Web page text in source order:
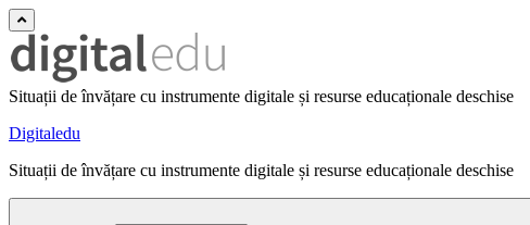
Situații de învățare cu instrumente digitale și resurse educaționale deschise
Digitaledu
Situații de învățare cu instrumente digitale și resurse educaționale deschise